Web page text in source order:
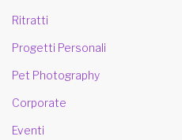
Ritratti
Progetti Personali
Pet Photography
Corporate
Eventi